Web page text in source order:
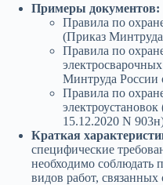
Примеры документов:
Правила по
(Приказ
Правила по
Минтруда России
Правила по
15.12.2020 N
Краткая
специфические
необходимо соблюдать
видов работ,